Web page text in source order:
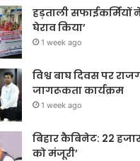
हड़ताली
घेराव किया’
1 week ago
विश्व बाघ दिवस पर
जागरूकता कार्यक्रम
1 week ago
बिहार कैबिनेट: 22
को मंजूरी’